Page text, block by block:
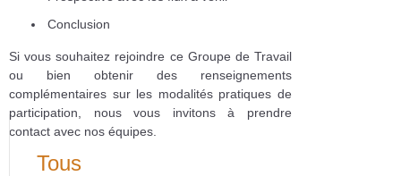
Conclusion
Si vous souhaitez rejoindre ce Groupe de Travail
ou bien obtenir des renseignements
complémentaires sur les modalités pratiques de
participation, nous vous invitons à prendre
contact avec nos équipes.
Tous